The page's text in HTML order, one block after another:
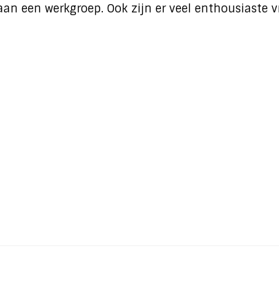
een werkgroep. Ook zijn er veel enthousiaste